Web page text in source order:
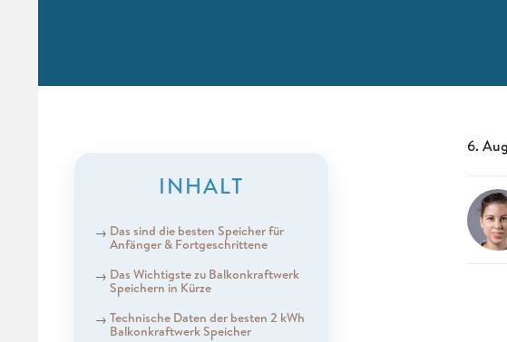
INHALT
Das sind die besten Speicher für
Anfänger & Fortgeschrittene
Das Wichtigste zu Balkonkraftwerk
Speichern in Kürze
Technische Daten der besten 2 kWh
Balkonkraftwerk Speicher
6.